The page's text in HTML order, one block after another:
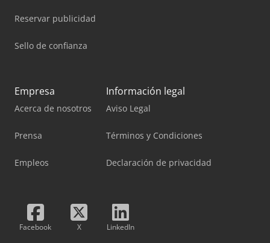
Reservar publicidad
Sello de confianza
Empresa
Acerca de nosotros
Prensa
Empleos
Información legal
Aviso Legal
Términos y Condiciones
Declaración de privacidad
Facebook X LinkedIn